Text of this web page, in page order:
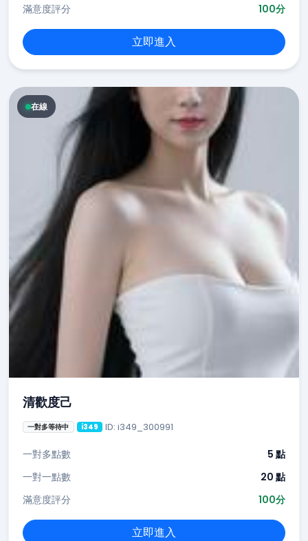
滿意度評分
100分
立即進入
在線
清歡度己
一對多等待中 i349 ID: i349_300991
一對多點數
5 點
一對一點數
20 點
滿意度評分
100分
立即進入